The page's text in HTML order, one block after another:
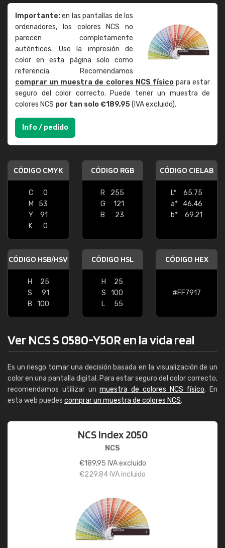
Importante:en las pantallas de los
ordenadores, los colores NCS no
parecen completamente
auténticos. Use la impresión de
color en esta página solo como
referencia. Recomendamos
comprar un muestra de colores NCS físicopara estar
seguro del color correcto. Puede tener un muestra de
colores NCS por tan solo €189,95(IVA excluido).
Info / pedido
CÓDIGO CMYK
C
0
M
53
Y
91
K
0
CÓDIGO RGB
R
255
G
121
B
23
CÓDIGO CIELAB
L*
65.75
a*
46.46
b*
69.21
CÓDIGO HSB/HSV
H
25
S
91
B
100
CÓDIGO HSL
H
25
S
100
L
55
CÓDIGO HEX
#FF7917
Ver NCS S 0580-Y50R en la vida real
Es un riesgo tomar una decisión basada en la visualización de un
color en una pantalla digital. Para estar seguro del color correcto,
recomendamos utilizar unmuestra de colores NCS físico. En
esta web puedes comprar un muestra de colores NCS.
NCS Index 2050
NCS
€189,95 IVA excluido
€229,84 IVA incluido